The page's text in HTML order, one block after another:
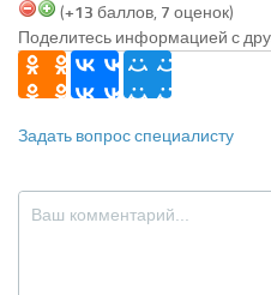
(+13 баллов, 7 оценок)
Поделитесь информацией с
Задать вопрос специалисту